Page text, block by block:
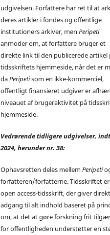
udgivelsen. Forfattere har ret til at
deres artikler i fondes og offentlige
institutioners arkiver, menPeripeti
anmoder om, at forfattere bruger et
direkte link til den publicerede artikel
tidsskriftets hjemmeside, når det er
daPeripetisom en ikke-kommerciel,
offentligt finansieret udgiver er
niveauet af brugeraktivitet på
hjemmeside.
Vedrørende tidligere udgivelser,
2024, herunder nr. 38:
Ophavsretten deles mellemPeripeti
forfatteren/forfatterne. Tidsskriftet
open access-tidsskrift, der giver
adgang til alt indhold baseret på
om, at det at gøre forskning frit
for offentligheden understøtter en